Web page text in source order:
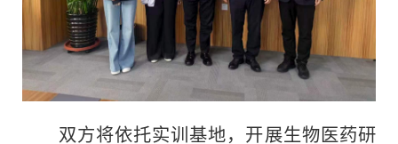
双方将依托实训基地，开展生物医药研